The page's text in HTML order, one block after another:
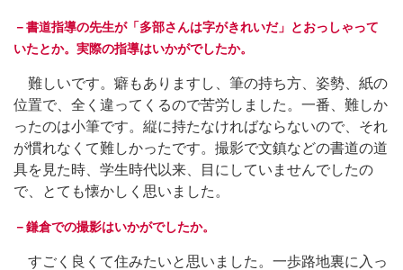
－書道指導の先生が「多部さんは字がきれいだ」とおっしゃって
いたとか。実際の指導はいかがでしたか。
難しいです。癖もありますし、筆の持ち方、姿勢、紙の
位置で、全く違ってくるので苦労しました。一番、難しか
ったのは小筆です。縦に持たなければならないので、それ
が慣れなくて難しかったです。撮影で文鎮などの書道の道
具を見た時、学生時代以来、目にしていませんでしたの
で、とても懐かしく思いました。
－鎌倉での撮影はいかがでしたか。
すごく良くて住みたいと思いました。一歩路地裏に入っ